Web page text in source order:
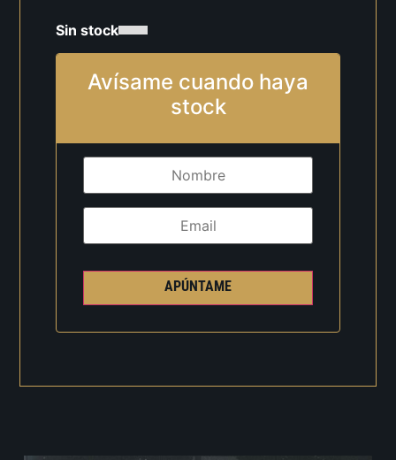
Sin stock
Avísame cuando haya
stock
APÚNTAME